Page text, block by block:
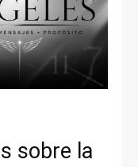
sobre la